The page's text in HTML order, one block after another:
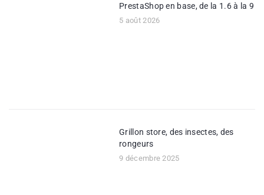
PrestaShop en base, de la 1.6 à la 9
5 août 2026
Grillon store, des insectes, des
rongeurs
9 décembre 2025